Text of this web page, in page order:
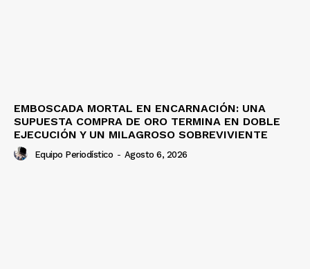
EMBOSCADA MORTAL EN ENCARNACIÓN: UNA
SUPUESTA COMPRA DE ORO TERMINA EN DOBLE
EJECUCIÓN Y UN MILAGROSO SOBREVIVIENTE
Equipo Periodístico - Agosto 6, 2026